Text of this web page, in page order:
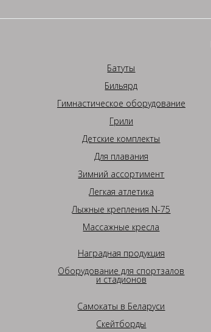
Батуты
Бильярд
Гимнастическое оборудование
Грили
Детские комплекты
Для плавания
Зимний ассортимент
Легкая атлетика
Лыжные крепления N-75
Массажные кресла
Наградная продукция
Оборудование для спортзалов
и стадионов
Самокаты в Беларуси
Скейтборды